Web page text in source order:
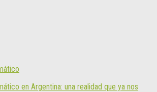
en Argentina: una realidad que ya nos